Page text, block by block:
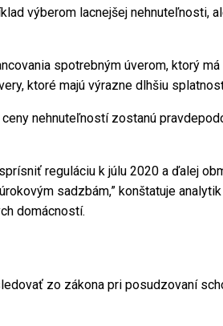
výberom lacnejšej nehnuteľnosti,
spotrebným úverom, ktorý
ktoré majú výrazne dlhšiu
nehnuteľností zostanú
reguláciu k júlu 2020 a ďalej
sadzbám,” konštatuje
domácností.
zo zákona pri posudzovaní